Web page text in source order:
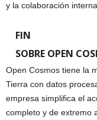
y la colaboración
FIN
SOBRE OPEN
Open Cosmos tiene la
Tierra con datos
empresa simplifica el
completo y de extremo